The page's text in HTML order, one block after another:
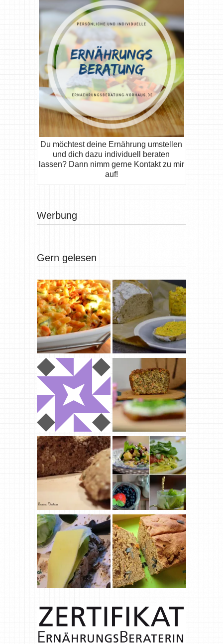
Du möchtest deine Ernährung umstellen
und dich dazu individuell beraten
lassen? Dann nimm gerne Kontakt zu mir
auf!
Werbung
Gern gelesen